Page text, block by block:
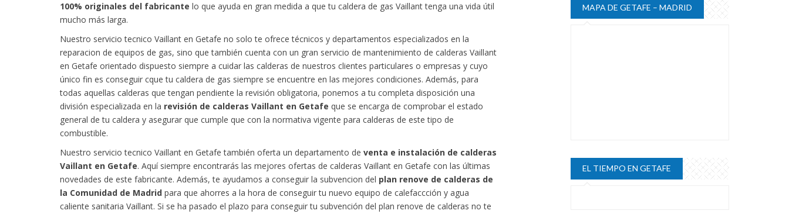
100% originales del fabricante lo que ayuda en gran medida a que tu caldera de gas Vaillant tenga una vida útil
mucho más larga.
Nuestro servicio tecnico Vaillant en Getafe no solo te ofrece técnicos y departamentos especializados en la
reparacion de equipos de gas, sino que también cuenta con un gran servicio de mantenimiento de calderas Vaillant
en Getafe orientado dispuesto siempre a cuidar las calderas de nuestros clientes particulares o empresas y cuyo
único fin es conseguir cque tu caldera de gas siempre se encuentre en las mejores condiciones. Además, para
todas aquellas calderas que tengan pendiente la revisión obligatoria, ponemos a tu completa disposición una
división especializada en la revisión de calderas Vaillant en Getafe que se encarga de comprobar el estado
general de tu caldera y asegurar que cumple que con la normativa vigente para calderas de este tipo de
combustible.
Nuestro servicio tecnico Vaillant en Getafe también oferta un departamento de venta e instalación de calderas
Vaillant en Getafe. Aquí siempre encontrarás las mejores ofertas de calderas Vaillant en Getafe con las últimas
novedades de este fabricante. Además, te ayudamos a conseguir la subvencion del plan renove de calderas de
la Comunidad de Madrid para que ahorres a la hora de conseguir tu nuevo equipo de calefaccción y agua
caliente sanitaria Vaillant. Si se ha pasado el plazo para conseguir tu subvención del plan renove de calderas no te
MAPA DE GETAFE – MADRID
EL TIEMPO EN GETAFE